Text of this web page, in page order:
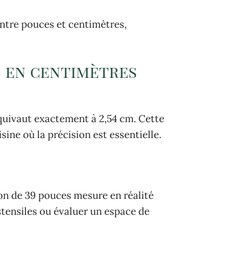
pouces et centimètres,
en centimètres
exactement à 2,54 cm. Cette
où la précision est essentielle.
de 39 pouces mesure en réalité
ou évaluer un espace de